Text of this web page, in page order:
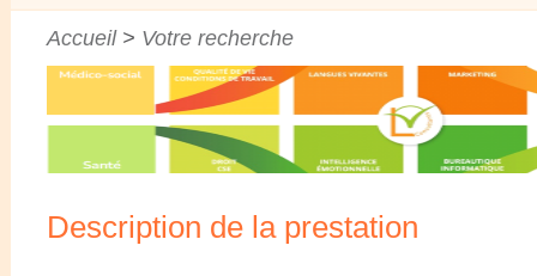
Accueil> Votre recherche
Description de la prestation